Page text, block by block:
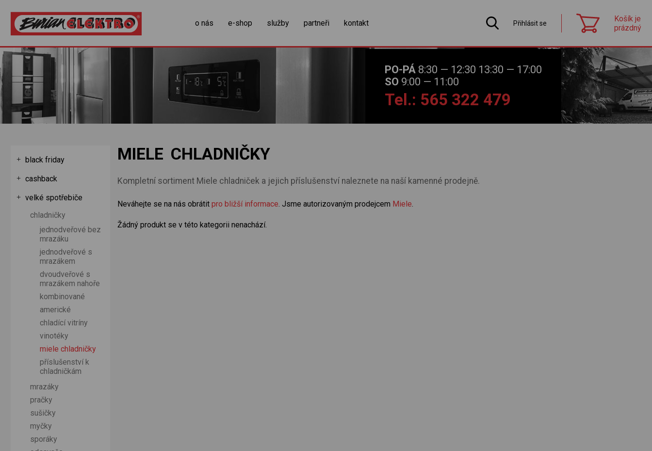
o nás e-shop služby partneři kontakt Přihlásit se
Košík je
prázdný
zobrazit obsah košíku
PO-PÁ 8:30 — 12:30 13:30 — 17:00
SO 9:00 — 11:00
Tel.: 565 322 479
MIELE CHLADNIČKY
Kompletní sortiment Miele chladniček a jejich příslušenství naleznete na naší kamenné prodejně.
Neváhejte se na nás obrátit pro bližší informace. Jsme autorizovaným prodejcem Miele.
Žádný produkt se v této kategorii nenachází.
black friday
cashback
velké spotřebiče
chladničky
jednodveřové bez
mrazáku
jednodveřové s
mrazákem
dvoudveřové s
mrazákem nahoře
kombinované
americké
chladící vitríny
vinotéky
miele chladničky
příslušenství k
chladničkám
mrazáky
pračky
sušičky
myčky
sporáky